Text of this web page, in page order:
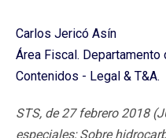
Carlos Jericó Asín
Área Fiscal.
Contenidos - Legal & T&A.
STS, de 27 febrero 2018
especiales; Sobre